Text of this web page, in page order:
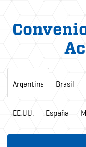
Argentina Brasil
EE.UU. España